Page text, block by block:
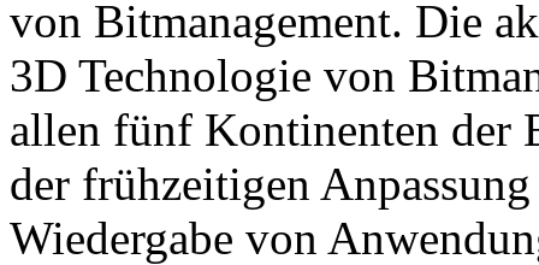
von Bitmanagement. Die
3D Technologie von
allen fünf Kontinenten der
der frühzeitigen
Wiedergabe von